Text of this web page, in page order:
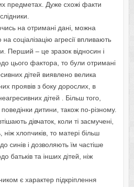
предметах. Дуже схожі факти
на отримані дані, можна
соціалізацію агресії впливають
Перший – це зразок відносин і
цього фактора, то були отримані
дітей виявлено велика
проявів з боку дорослих, в
дітей . Більш того,
дитини, також по-різному.
дівчаток, коли ті засмучені,
хлопчиків, то матері більш
синів і дозволяють їм частіше
батьків та інших дітей, ніж
є характер підкріплення